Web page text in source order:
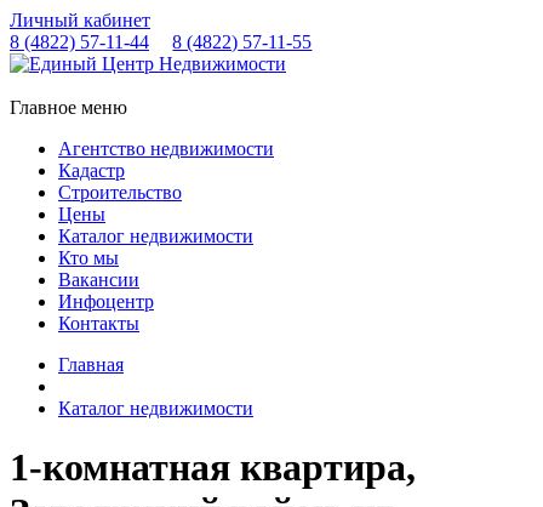
Личный кабинет
8 (4822) 57-11-44 8 (4822) 57-11-55
Главное меню
Агентство недвижимости
Кадастр
Строительство
Цены
Каталог недвижимости
Кто мы
Вакансии
Инфоцентр
Контакты
Главная
Каталог недвижимости
1-комнатная квартира,